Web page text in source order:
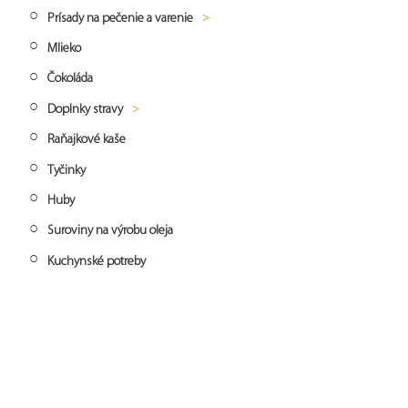
Acai prášok
Tahini
Orechové krémy
Jazmínová ryža
Basmati ryža
Čierna ryža
Červená ryža
Dlhozrnná ryža
Guľatozrnná ryža
Ryžové crispies
Prísady na pečenie a varenie
Škroby
Kypriace prášky a droždie
Mlieko
Čokoláda
Doplnky stravy
Vitamíny a minerály
Raňajkové kaše
Tyčinky
Huby
Suroviny na výrobu oleja
Kuchynské potreby